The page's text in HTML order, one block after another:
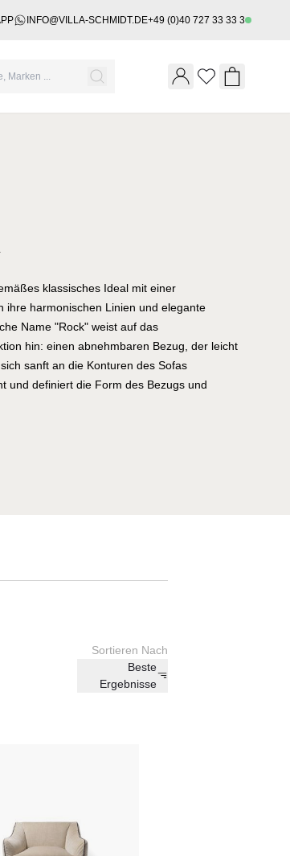
INFO@VILLA-SCHMIDT.DE+49 (0)40 727 33 33 3
Wishlist
klassisches Ideal mit einer
ihre harmonischen Linien und elegante
Name "Rock" weist auf das
hin: einen abnehmbaren Bezug, der leicht
sanft an die Konturen des Sofas
und definiert die Form des Bezugs und
Kollektion Saia nahtlos in jeden Raum ein
Sortieren Nach
Beste
Ergebnisse